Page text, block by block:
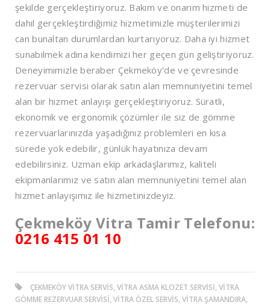
şekilde gerçekleştiriyoruz. Bakım ve onarım hizmeti de
dahil gerçekleştirdiğimiz hizmetimizle müşterilerimizi
can bunaltan durumlardan kurtarıyoruz. Daha iyi hizmet
sunabilmek adına kendimizi her geçen gün geliştiriyoruz.
Deneyimimizle beraber Çekmeköy’de ve çevresinde
rezervuar servisi olarak satın alan memnuniyetini temel
alan bir hizmet anlayışı gerçekleştiriyoruz. Süratli,
ekonomik ve ergonomik çözümler ile siz de gömme
rezervuarlarınızda yaşadığınız problemleri en kısa
sürede yok edebilir, günlük hayatınıza devam
edebilirsiniz. Uzman ekip arkadaşlarımız, kaliteli
ekipmanlarımız ve satın alan memnuniyetini temel alan
hizmet anlayışımız ile hizmetinizdeyiz.
Çekmeköy Vitra Tamir Telefonu:
0216 415 01 10
ÇEKMEKÖY VITRA SERVIS, VITRA ASMA KLOZET SERVISI, VITRA
GÖMME REZERVUAR SERVISI, VITRA ÖZEL SERVIS, VITRA ŞAMANDIRA,